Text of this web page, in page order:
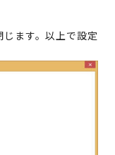
じます。以上で設定